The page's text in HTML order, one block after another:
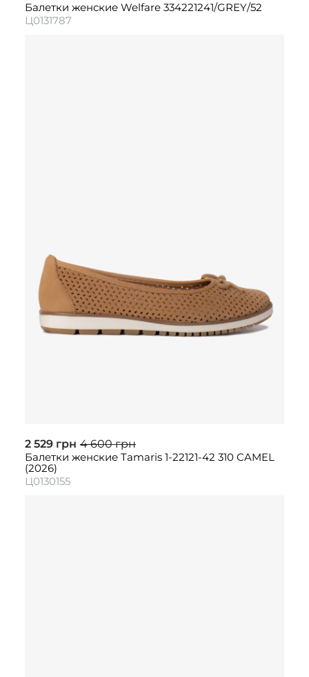
Балетки женские Welfare 334221241/GREY/52
Ц0131787
2 529 грн 4 600 грн
Балетки женские Tamaris 1-22121-42 310 CAMEL
(2026)
Ц0130155